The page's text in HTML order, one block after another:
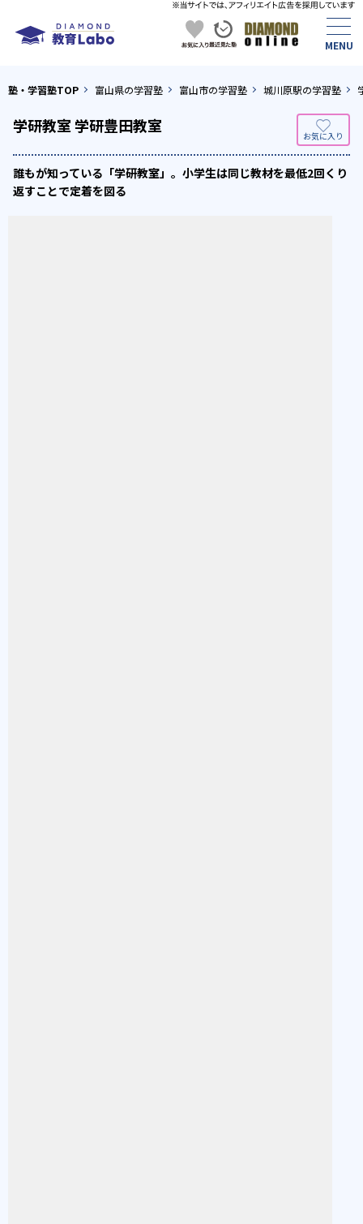
塾・学習塾TOP 富山県の学習塾 富山市の学習塾 城川原駅の学習塾
学研教室 学研豊田教室
誰もが知っている「学研教室」。小学生は同じ教材を最低2回くり
返すことで定着を図る